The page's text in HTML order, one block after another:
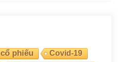
cổ phiếu
Covid-19